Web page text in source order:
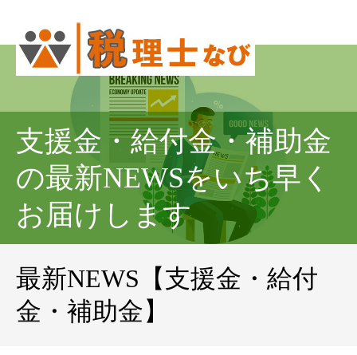
支援金・給付金・補助金
の最新NEWSをいち早く
お届けします
最新NEWS【支援金・給付
金・補助金】